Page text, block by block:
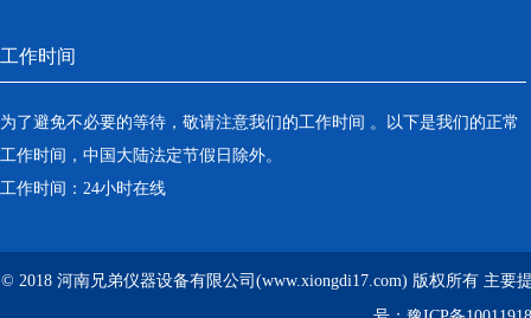
工作时间
为了避免不必要的等待，敬请注意我们的工作时间 。以下是我们的正常
工作时间，中国大陆法定节假日除外。
工作时间：24小时在线
© 2018 河南兄弟仪器设备有限公司(www.xiongdi17.com) 版权所有 主要